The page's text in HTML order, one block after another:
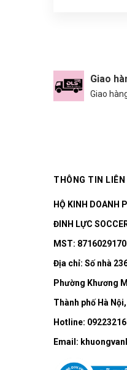
Giao
Giao
THÔNG TIN LIÊN
HỘ KINH DOANH
ĐINH LỰC
MST:
Địa chỉ: Số nhà
Phường Khương
Thành phố Hà
Hotline:
Email: